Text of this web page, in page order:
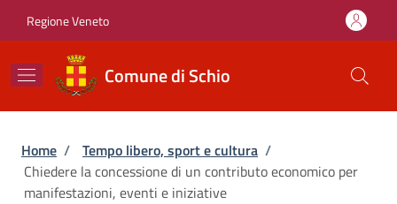
Regione Veneto
Comune di Schio
Briciole di pane
Home / Tempo libero, sport e cultura /
Chiedere la concessione di un contributo economico per
manifestazioni, eventi e iniziative